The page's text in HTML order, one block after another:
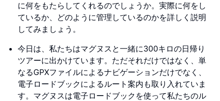
に何をもたらしてくれるのでしょうか。実際に何をし
ているか、どのように管理しているのかを詳しく説明
してみましょう。
今日は、私たちはマグヌスと一緒に300キロの日帰り
ツアーに出かけています。ただそれだけではなく、単
なるGPXファイルによるナビゲーションだけでなく、
電子ロードブックによるルート案内も取り入れていま
す。マグヌスは電子ロードブックを使って私たちのル